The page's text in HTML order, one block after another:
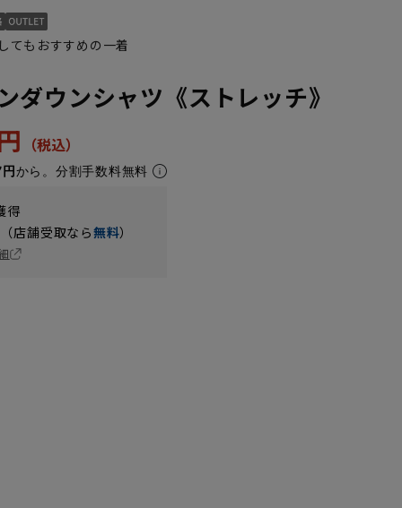
てもおすすめの一着
ダウンシャツ《ストレッチ》
から。分割手数料無料
得
店舗受取なら無料）